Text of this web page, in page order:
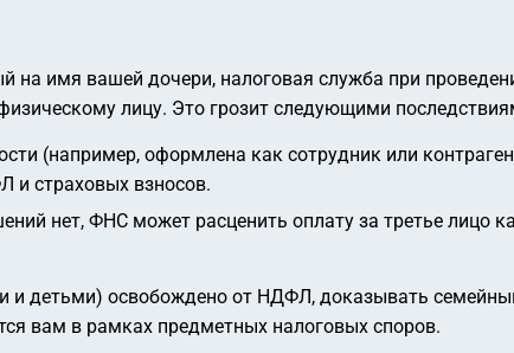
на имя вашей дочери, налоговая служба при
лицу. Это грозит следующими
(например, оформлена как сотрудник или
и страховых взносов.
нет, ФНС может расценить оплату за третье лицо
и детьми) освобождено от НДФЛ, доказывать
вам в рамках предметных налоговых споров.